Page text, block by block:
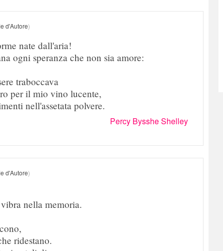
d'Autore)
nate dall'aria!
ogni speranza che non sia amore:
traboccava
per il mio vino lucente,
nell'assetata polvere.
Percy Bysshe Shelley
d'Autore)
nella memoria.
ridestano.